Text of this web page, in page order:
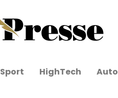
Sport HighTech Auto